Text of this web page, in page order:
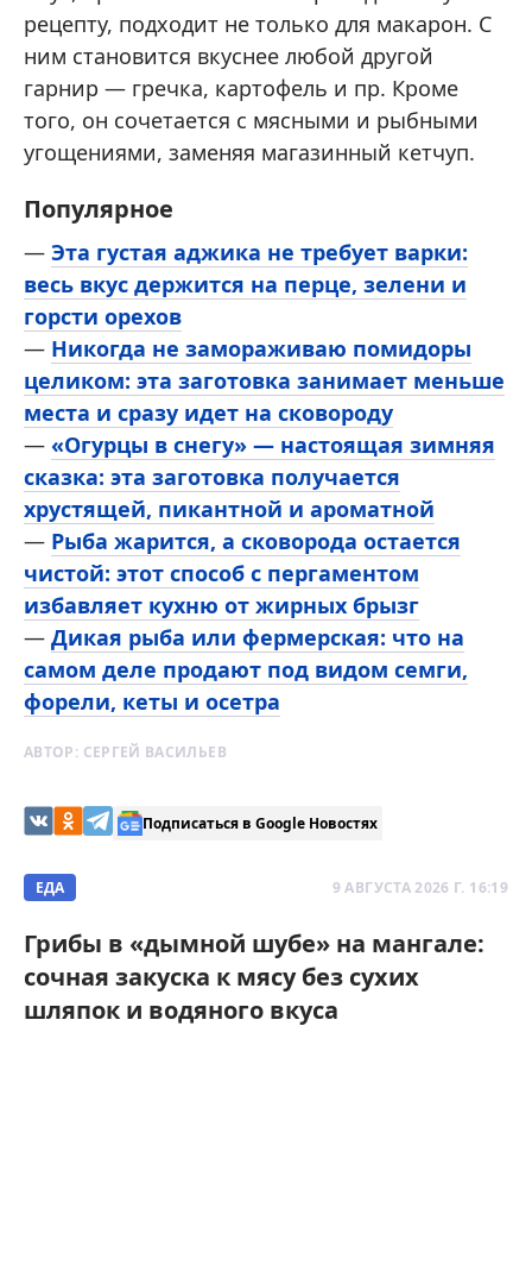
рецепту, подходит не только для макарон. С
ним становится вкуснее любой другой
гарнир — гречка, картофель и пр. Кроме
того, он сочетается с мясными и рыбными
угощениями, заменяя магазинный кетчуп.
Популярное
— Эта густая аджика не требует варки:
весь вкус держится на перце, зелени и
горсти орехов
— Никогда не замораживаю помидоры
целиком: эта заготовка занимает меньше
места и сразу идет на сковороду
— «Огурцы в снегу» — настоящая зимняя
сказка: эта заготовка получается
хрустящей, пикантной и ароматной
— Рыба жарится, а сковорода остается
чистой: этот способ с пергаментом
избавляет кухню от жирных брызг
— Дикая рыба или фермерская: что на
самом деле продают под видом семги,
форели, кеты и осетра
АВТОР: СЕРГЕЙ ВАСИЛЬЕВ
Подписаться в Google Новостях
ЕДА 9 АВГУСТА 2026 Г. 16:19
Грибы в «дымной шубе» на мангале:
сочная закуска к мясу без сухих
шляпок и водяного вкуса